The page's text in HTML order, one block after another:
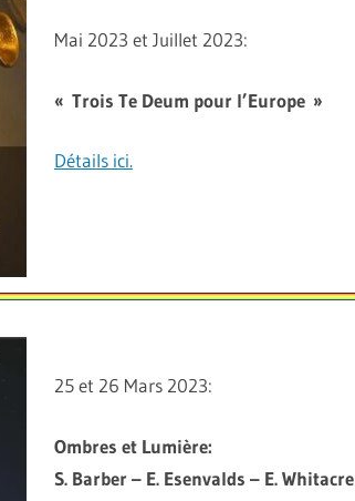
Mai 2023 et Juillet 2023:
« Trois Te Deum pour l’Europe »
Détails ici.
25 et 26 Mars 2023:
Ombres et Lumière:
S. Barber – E. Esenvalds – E. Whitacre